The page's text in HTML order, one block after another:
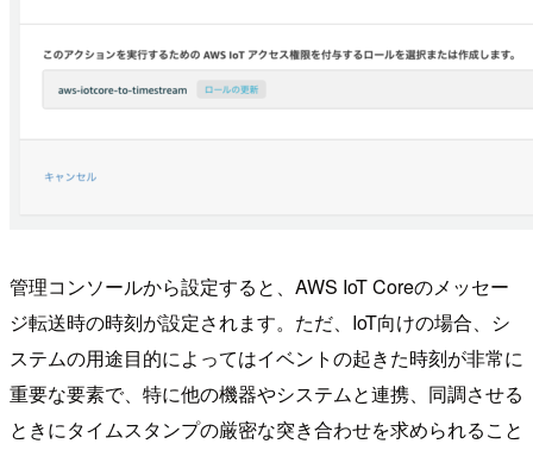
管理コンソールから設定すると、AWS IoT Coreのメッセー
ジ転送時の時刻が設定されます。ただ、IoT向けの場合、シ
ステムの用途目的によってはイベントの起きた時刻が非常に
重要な要素で、特に他の機器やシステムと連携、同調させる
ときにタイムスタンプの厳密な突き合わせを求められること